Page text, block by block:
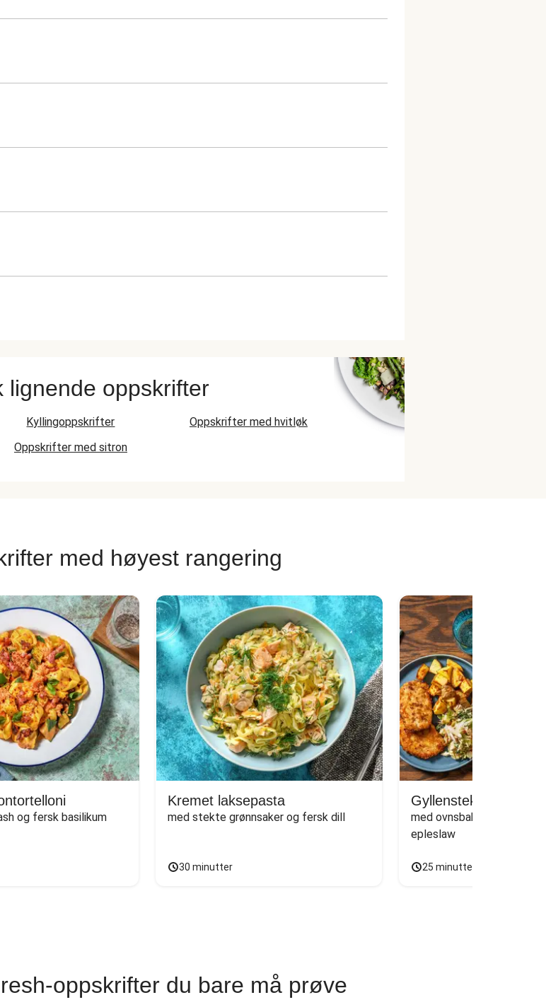
lignende oppskrifter
Kyllingoppskrifter
Oppskrifter med hvitløk
Oppskrifter med sitron
med høyest rangering
og fersk basilikum
Kremet laksepasta
med stekte grønnsaker og fersk dill
30 minutter
Gyllenstekt schnitzel
med ovnsbakte poteter
epleslaw
25 minutter
oppskrifter du bare må prøve